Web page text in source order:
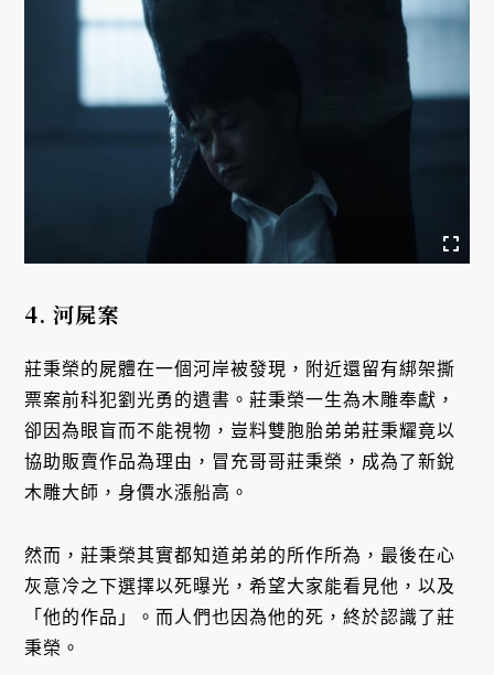
4. 河屍案
莊秉榮的屍體在一個河岸被發現，附近還留有綁架撕
票案前科犯劉光勇的遺書。莊秉榮一生為木雕奉獻，
卻因為眼盲而不能視物，豈料雙胞胎弟弟莊秉耀竟以
協助販賣作品為理由，冒充哥哥莊秉榮，成為了新銳
木雕大師，身價水漲船高。
然而，莊秉榮其實都知道弟弟的所作所為，最後在心
灰意冷之下選擇以死曝光，希望大家能看見他，以及
「他的作品」。而人們也因為他的死，終於認識了莊
秉榮。